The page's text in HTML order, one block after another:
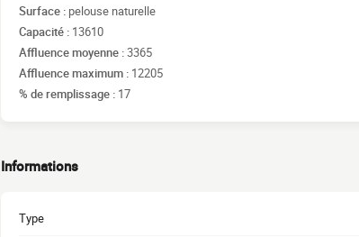
Surface : pelouse naturelle
Capacité : 13610
Affluence moyenne :3365
Affluence maximum : 12205
% de remplissage : 17
Informations
Type